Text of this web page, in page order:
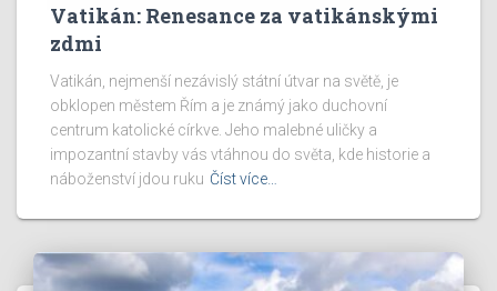
Vatikán: Renesance za vatikánskými
zdmi
Vatikán, nejmenší nezávislý státní útvar na světě, je
obklopen městem Řím a je známý jako duchovní
centrum katolické církve. Jeho malebné uličky a
impozantní stavby vás vtáhnou do světa, kde historie a
náboženství jdou ruku Číst více…